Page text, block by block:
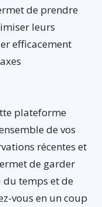
de prendre
leurs
efficacement
plateforme
de vos
récentes et
de garder
du temps et de
vous en un coup